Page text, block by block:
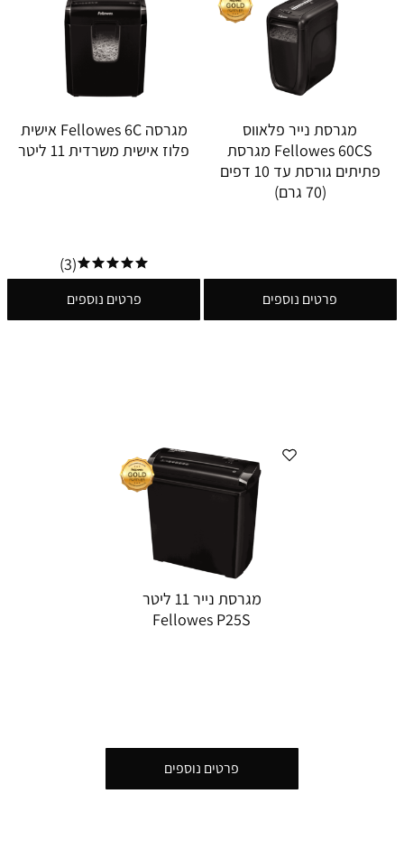
מגרסת נייר פלאווס
Fellowes 60CS מגרסת
פתיתים גורסת עד 10 דפים
(70 גרם)
פרטים נוספים
מגרסה Fellowes 6C אישית
פלוז אישית משרדית 11 ליטר
(3)
פרטים נוספים
מגרסת נייר ‏11 ‏ליטר
Fellowes P25S
פרטים נוספים